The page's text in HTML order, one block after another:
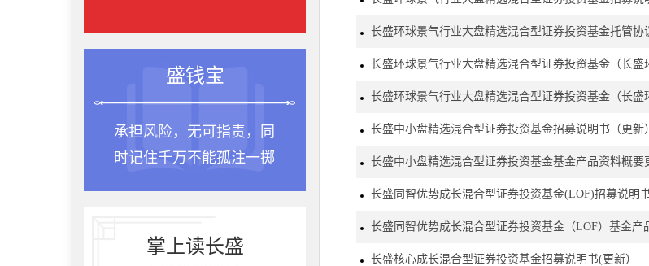
盛钱宝
承担风险，无可指责，同
时记住千万不能孤注一掷
掌上读长盛
长盛环球景气行业大盘精选混合型证券投资基金托管协
长盛中小盘精选混合型证券投资基金招募说明书（更新）
长盛中小盘精选混合型证券投资基金基金产品资料概要
长盛同智优势成长混合型证券投资基金(LOF)招募说明书
长盛同智优势成长混合型证券投资基金（LOF）基金产
长盛核心成长混合型证券投资基金招募说明书(更新）